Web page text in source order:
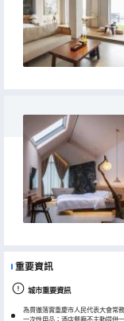
重要資訊
城市重要資訊
為貫徹落實重慶市人民代表大會常
一次性用品；酒店餐廳不主動提供